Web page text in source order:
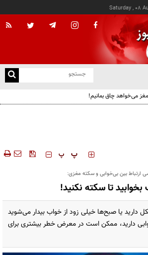
Saturday , 08
می‌خواهد چاق بمانیم!
‍‍‍ پ پ
ارتباط بین بی‌خوابی و سکته مغزی:
تا سکته نکنید!
دارید یا صبح‌ها خیلی زود از خواب بیدار می‌شوید
دارید، ممکن است در معرض خطر بیشتری برای